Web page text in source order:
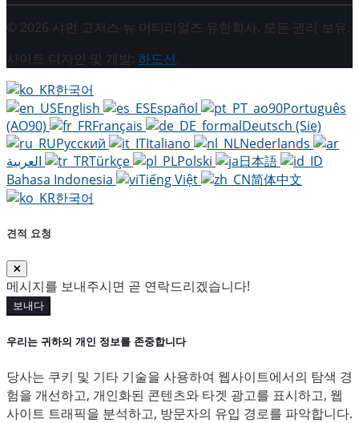
© 2026 샤먼 고저스 뉴 머티리얼즈 유한회사. 모든 권리 보유.
사이트 디자인 및 개발: 하드선.
한국어
English
Español
Português
(AO90)
Français
Deutsch (Sie)
Русский
Italiano
Nederlands
Türkçe Polski
日本語
Bahasa Indonesia
Tiếng Việt
简体中文
한국어
견적 요청
메시지를 보내주시면 곧 연락드리겠습니다!
보내다
우리는 귀하의 개인 정보를 존중합니다
당사는 쿠키 및 기타 기술을 사용하여 웹사이트에서의 탐색 경
험을 개선하고, 개인화된 콘텐츠와 타겟 광고를 표시하고, 웹
사이트 트래픽을 분석하고, 방문자의 유입 경로를 파악합니다.